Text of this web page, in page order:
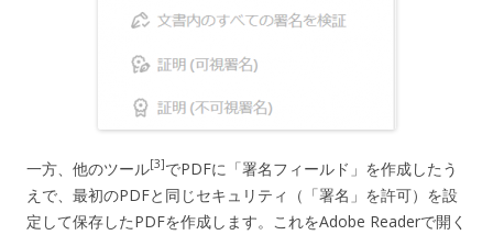
一方、他のツール[3]でPDFに「署名フィールド」を作成したう
えで、最初のPDFと同じセキュリティ（「署名」を許可）を設
定して保存したPDFを作成します。これをAdobe Readerで開く